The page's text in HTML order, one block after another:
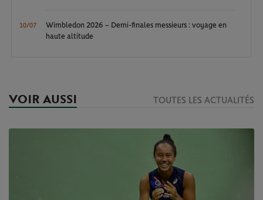
10/07
Wimbledon 2026 – Demi-finales messieurs : voyage en
haute altitude
VOIR AUSSI TOUTES LES ACTUALITÉS